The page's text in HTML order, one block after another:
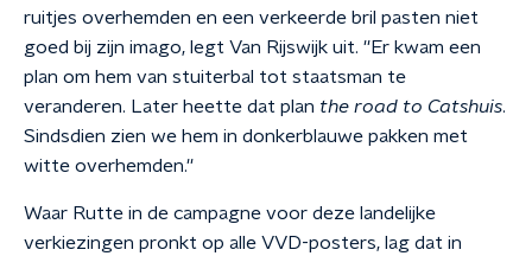
ruitjes overhemden en een verkeerde bril pasten niet
goed bij zijn imago, legt Van Rijswijk uit. ''Er kwam een
plan om hem van stuiterbal tot staatsman te
veranderen. Later heette dat plan the road to Catshuis.
Sindsdien zien we hem in donkerblauwe pakken met
witte overhemden.''
Waar Rutte in de campagne voor deze landelijke
verkiezingen pronkt op alle VVD-posters, lag dat in